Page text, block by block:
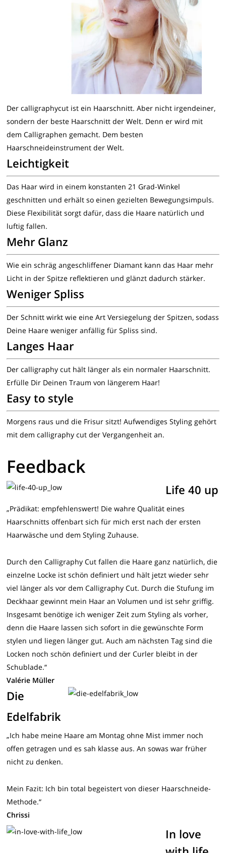
Der calligraphycut ist ein Haarschnitt. Aber nicht irgendeiner,
sondern der beste Haarschnitt der Welt. Denn er wird mit
dem Calligraphen gemacht. Dem besten
Haarschneideinstrument der Welt.
Leichtigkeit
Das Haar wird in einem konstanten 21 Grad-Winkel
geschnitten und erhält so einen gezielten Bewegungsimpuls.
Diese Flexibilität sorgt dafür, dass die Haare natürlich und
luftig fallen.
Mehr Glanz
Wie ein schräg angeschliffener Diamant kann das Haar mehr
Licht in der Spitze reflektieren und glänzt dadurch stärker.
Weniger Spliss
Der Schnitt wirkt wie eine Art Versiegelung der Spitzen, sodass
Deine Haare weniger anfällig für Spliss sind.
Langes Haar
Der calligraphy cut hält länger als ein normaler Haarschnitt.
Erfülle Dir Deinen Traum von längerem Haar!
Easy to style
Morgens raus und die Frisur sitzt! Aufwendiges Styling gehört
mit dem calligraphy cut der Vergangenheit an.
Feedback
Life 40 up
„Prädikat: empfehlenswert! Die wahre Qualität eines
Haarschnitts offenbart sich für mich erst nach der ersten
Haarwäsche und dem Styling Zuhause.
Durch den Calligraphy Cut fallen die Haare ganz natürlich, die
einzelne Locke ist schön definiert und hält jetzt wieder sehr
viel länger als vor dem Calligraphy Cut. Durch die Stufung im
Deckhaar gewinnt mein Haar an Volumen und ist sehr griffig.
Insgesamt benötige ich weniger Zeit zum Styling als vorher,
denn die Haare lassen sich sofort in die gewünschte Form
stylen und liegen länger gut. Auch am nächsten Tag sind die
Locken noch schön definiert und der Curler bleibt in der
Schublade.“
Valérie Müller
Die
Edelfabrik
„Ich habe meine Haare am Montag ohne Mist immer noch
offen getragen und es sah klasse aus. An sowas war früher
nicht zu denken.
Mein Fazit: Ich bin total begeistert von dieser Haarschneide-
Methode.“
Chrissi
In love